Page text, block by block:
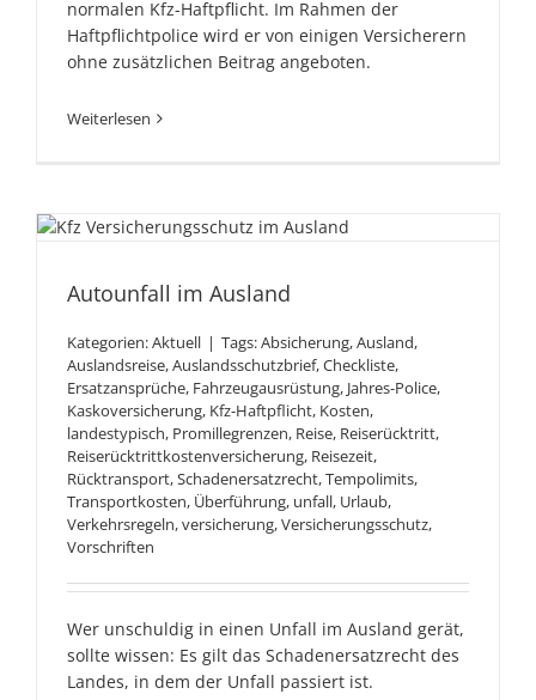
normalen Kfz-Haftpflicht. Im Rahmen der
Haftpflichtpolice wird er von einigen Versicherern
ohne zusätzlichen Beitrag angeboten.
Weiterlesen
Autounfall im Ausland
Kategorien:Aktuell | Tags:Absicherung,Ausland,
Auslandsreise,Auslandsschutzbrief,Checkliste,
Ersatzansprüche, Fahrzeugausrüstung, Jahres-Police,
Kaskoversicherung, Kfz-Haftpflicht, Kosten,
landestypisch, Promillegrenzen, Reise, Reiserücktritt,
Reiserücktrittkostenversicherung, Reisezeit,
Rücktransport,Schadenersatzrecht,Tempolimits,
Transportkosten, Überführung, unfall, Urlaub,
Verkehrsregeln,versicherung,Versicherungsschutz,
Vorschriften
Wer unschuldig in einen Unfall im Ausland gerät,
sollte wissen: Es gilt das Schadenersatzrecht des
Landes, in dem der Unfall passiert ist.